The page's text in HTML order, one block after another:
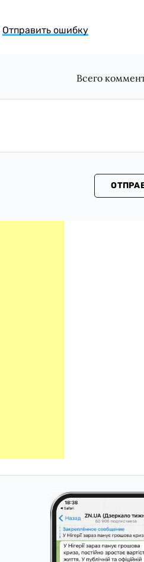
Отправить ошибку
Всего